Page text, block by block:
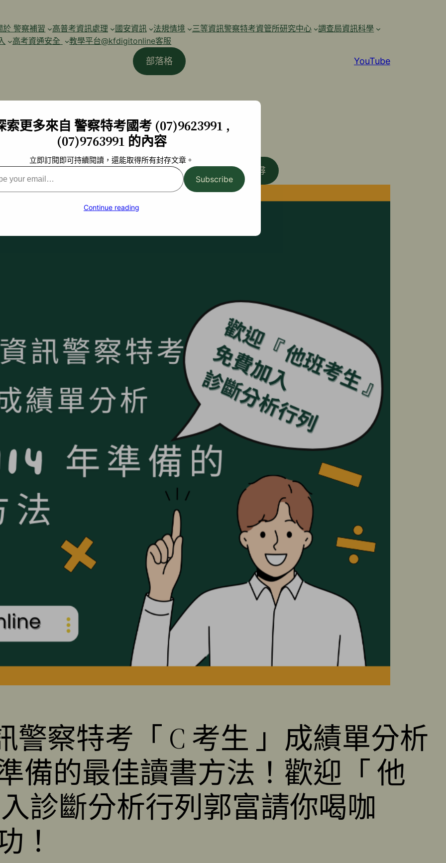
於 警察補習 高普考資訊處理 國安資訊 法規情境 三等資訊警察特考資管所研究中心
調查局資訊科學
高考資通安全 教學平台@kfdigitonline客服
部落格 YouTube
搜尋
警察特考「 C 考生 」成績單分析
備的最佳讀書方法！歡迎「 他
診斷分析行列郭富請你喝咖
！
索更多來自 警察特考國考 (07)9623991 ,
(07)9763991 的內容
立即訂閱即可持續閱讀，還能取得所有封存文章。
Subscribe
Continue reading